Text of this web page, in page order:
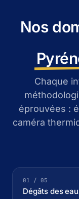
Nos
Chaque
éprouvées :
caméra
01 / 05
Dégâts des